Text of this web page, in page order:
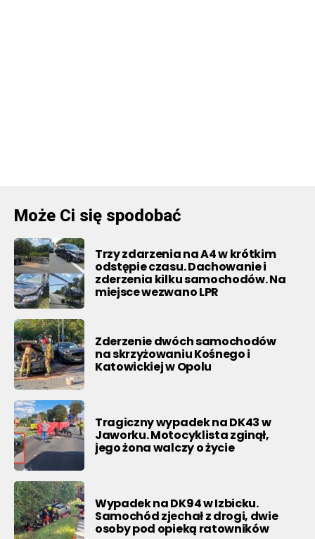
Może Ci się spodobać
Trzy zdarzenia na A4 w krótkim
odstępie czasu. Dachowanie i
zderzenia kilku samochodów. Na
miejsce wezwano LPR
Zderzenie dwóch samochodów
na skrzyżowaniu Kośnego i
Katowickiej w Opolu
Tragiczny wypadek na DK43 w
Jaworku. Motocyklista zginął,
jego żona walczy o życie
Wypadek na DK94 w Izbicku.
Samochód zjechał z drogi, dwie
osoby pod opieką ratowników